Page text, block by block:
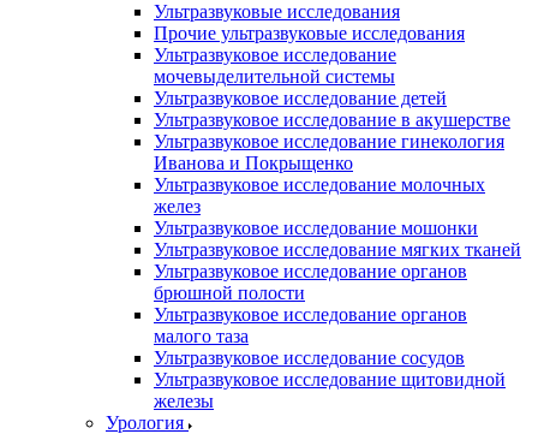
Ультразвуковые исследования
Прочие ультразвуковые исследования
Ультразвуковое исследование
мочевыделительной системы
Ультразвуковое исследование детей
Ультразвуковое исследование в акушерстве
Ультразвуковое исследование гинекология
Иванова и Покрыщенко
Ультразвуковое исследование молочных
желез
Ультразвуковое исследование мошонки
Ультразвуковое исследование мягких тканей
Ультразвуковое исследование органов
брюшной полости
Ультразвуковое исследование органов
малого таза
Ультразвуковое исследование сосудов
Ультразвуковое исследование щитовидной
железы
Урология